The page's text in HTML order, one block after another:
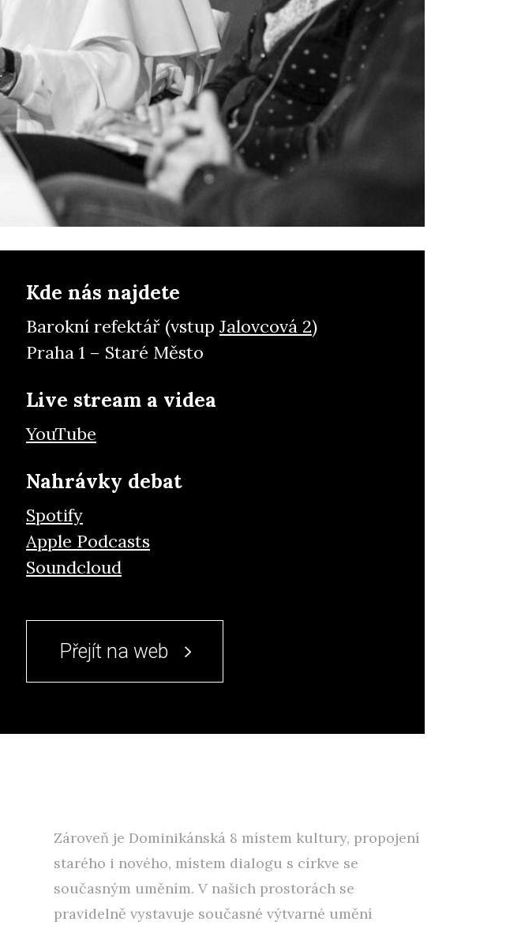
Kde nás najdete
Barokní refektář (vstup Jalovcová 2)
Praha 1 – Staré Město
Live stream a videa
YouTube
Nahrávky debat
Spotify
Apple Podcasts
Soundcloud
Přejít na web
Zároveň je Dominikánská 8 místem kultury, propojení
starého i nového, místem dialogu s církve se
současným uměním. V našich prostorách se
pravidelně vystavuje současné výtvarné umění